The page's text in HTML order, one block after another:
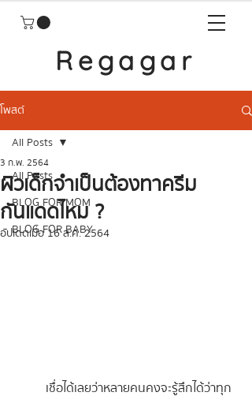
Regagar
โพสต์
All Posts
BLOG FOR MOM
BLOG FOR BABY
All Posts
ผิวเด็กจำเป็นต้องทาครีม
กันแดดไหม ?
3 ก.พ. 2564
อัปเดตเมื่อ16 ส.ค. 2564